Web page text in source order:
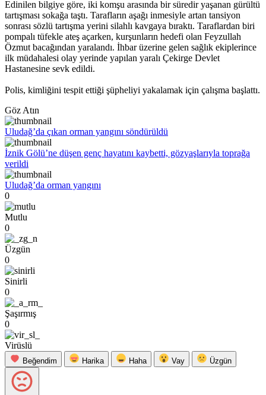
Edinilen bilgiye göre, iki komşu arasında bir süredir yaşanan gürültü
tartışması sokağa taştı. Tarafların aşağı inmesiyle artan tansiyon
sonrası sözlü tartışma yerini silahlı kavgaya bıraktı. Taraflardan biri
pompalı tüfekle ateş açarken, kurşunların hedefi olan Feyzullah
Özmut bacağından yaralandı. İhbar üzerine gelen sağlık ekiplerince
ilk müdahalesi olay yerinde yapılan yaralı Çekirge Devlet
Hastanesine sevk edildi.
Polis, kimliğini tespit ettiği şüpheliyi yakalamak için çalışma başlattı.
Göz Atın
Uludağ’da çıkan orman yangını söndürüldü
İznik Gölü’ne düşen genç hayatını kaybetti, gözyaşlarıyla toprağa
verildi
Uludağ’da orman yangını
0
Mutlu
0
Üzgün
0
Sinirli
0
Şaşırmış
0
Virüslü
Beğendim Harika Haha Vay Üzgün